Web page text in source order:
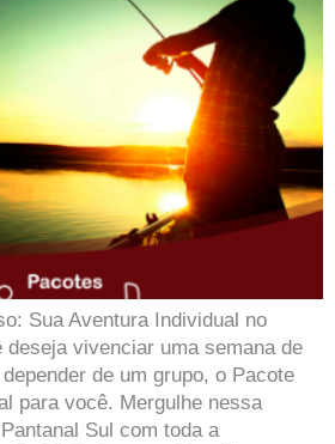
Sua Aventura Individual no
deseja vivenciar uma semana de
de um grupo, o Pacote
para você. Mergulhe nessa
Sul com toda a